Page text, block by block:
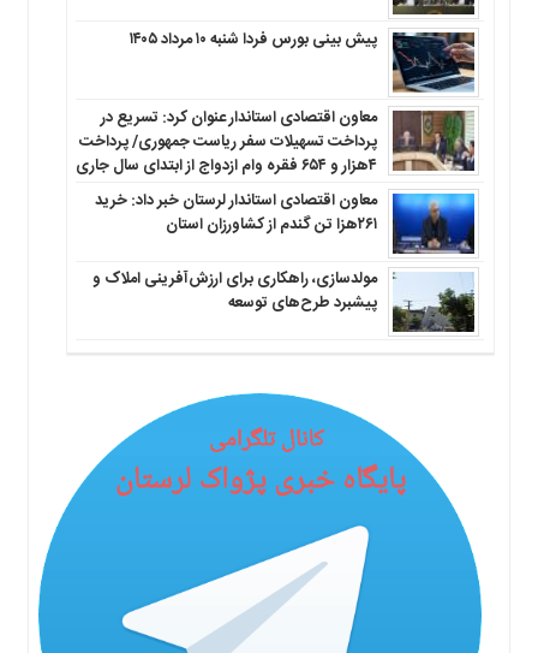
پیش بینی بورس فردا شنبه ۱۰ مرداد ۱۴۰۵
معاون اقتصادی استاندار عنوان کرد: تسریع در
پرداخت تسهیلات سفر ریاست جمهوری/ پرداخت
۴هزار و ۶۵۴ فقره وام ازدواج از ابتدای سال جاری
معاون اقتصادی استاندار لرستان خبر داد: خرید
۲۶۱هزا تن گندم از کشاورزان استان
مولدسازی، راهکاری برای ارزش‌آفرینی املاک و
پیشبرد طرح‌های توسعه